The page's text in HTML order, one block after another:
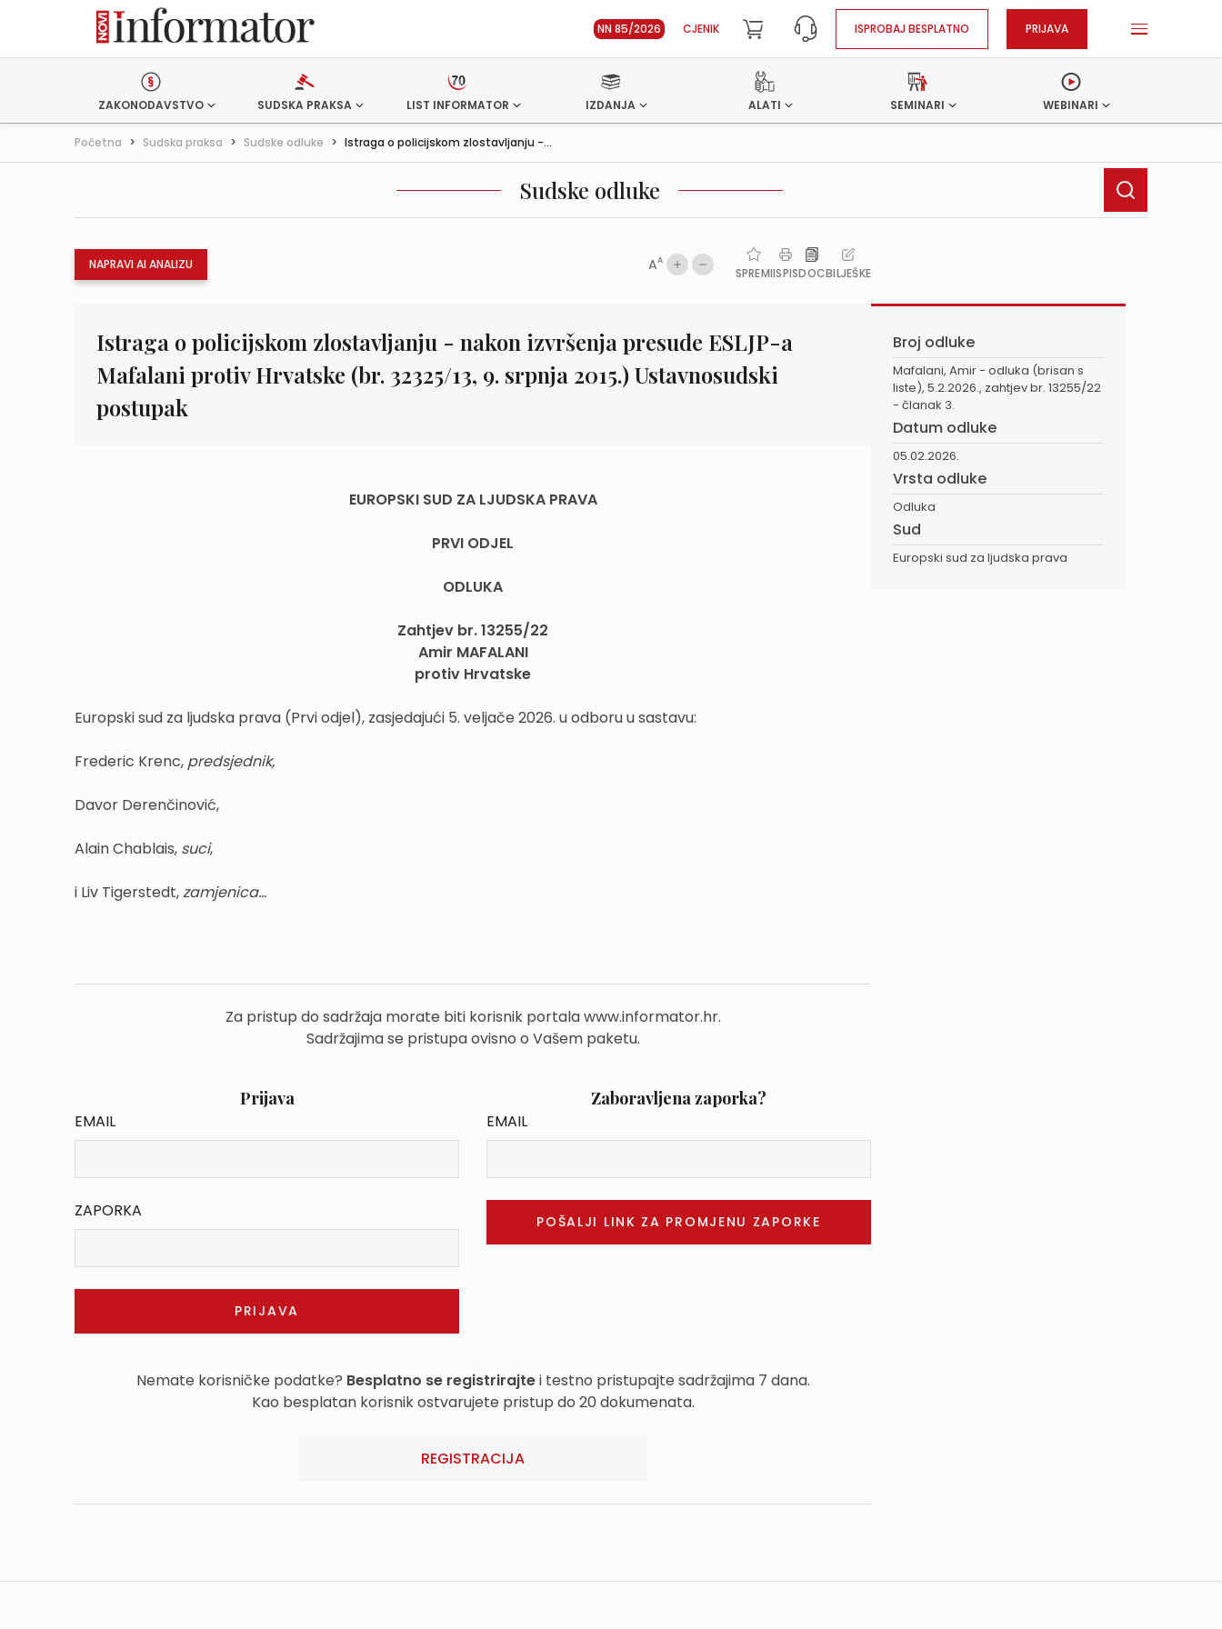
NN 85/2026 CJENIK ISPROBAJ BESPLATNO PRIJAVA
ZAKONODAVSTVO SUDSKA PRAKSA LIST INFORMATOR IZDANJA ALATI SEMINARI WEBINARI
Početna > Sudska praksa > Sudske odluke > Istraga o policijskom zlostavljanju -...
Sudske odluke
NAPRAVI AI ANALIZU AA
SPREMIISPISDOCBILJEŠKE
Istraga o policijskom zlostavljanju - nakon izvršenja presude ESLJP-a
Mafalani protiv Hrvatske (br. 32325/13, 9. srpnja 2015.) Ustavnosudski
postupak
EUROPSKI SUD ZA LJUDSKA PRAVA
PRVI ODJEL
ODLUKA
Zahtjev br. 13255/22
Amir MAFALANI
protiv Hrvatske
Europski sud za ljudska prava (Prvi odjel), zasjedajući 5. veljače 2026. u odboru u sastavu:
Frederic Krenc, predsjednik,
Davor Derenčinović,
Alain Chablais, suci,
i Liv Tigerstedt,zamjenica...
Za pristup do sadržaja morate biti korisnik portala www.informator.hr.
Sadržajima se pristupa ovisno o Vašem paketu.
Prijava
EMAIL
ZAPORKA
Zaboravljena zaporka?
EMAIL
Nemate korisničke podatke? Besplatno se registrirajtei testno pristupajte sadržajima 7 dana.
Kao besplatan korisnik ostvarujete pristup do 20 dokumenata.
REGISTRACIJA
Broj odluke
Mafalani, Amir - odluka (brisan s
liste), 5.2.2026., zahtjev br. 13255/22
- članak 3.
Datum odluke
05.02.2026.
Vrsta odluke
Odluka
Sud
Europski sud za ljudska prava